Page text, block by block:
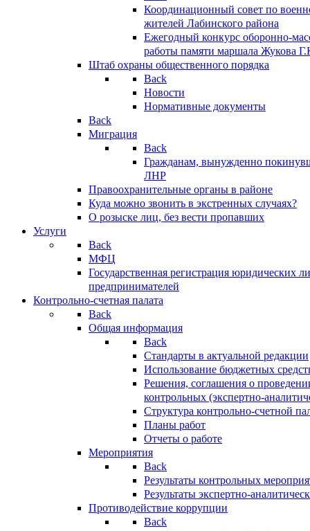
Координационный совет по
жителей Лабинского района
Ежегодный конкурс оборонно-
работы памяти маршала Жукова
Штаб охраны общественного порядка
Back
Новости
Нормативные документы
Back
Миграция
Back
Гражданам, вынужденно
ЛНР
Правоохранительные органы в районе
Куда можно звонить в экстренных случаях?
О розыске лиц, без вести пропавших
Услуги
Back
МФЦ
Государственная регистрация юридических
предпринимателей
Контрольно-счетная палата
Back
Общая информация
Back
Стандарты в актуальной редакции
Использование бюджетных
Решения, соглашения о
контрольных (экспертно-
Структура контрольно-счетной
Планы работ
Отчеты о работе
Мероприятия
Back
Результаты контрольных
Результаты экспертно-
Противодействие коррупции
Back